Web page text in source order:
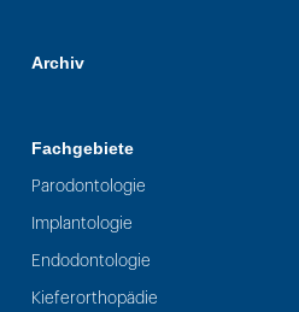
Archiv
Fachgebiete
Parodontologie
Implantologie
Endodontologie
Kieferorthopädie